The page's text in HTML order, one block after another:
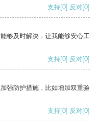
支持[0] 反对[0]
够及时解决，让我能够安心工
支持[0] 反对[0]
强防护措施，比如增加双重验
支持[0] 反对[0]